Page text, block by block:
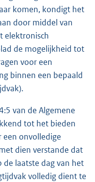
komen, kondigt het
door middel van
elektronisch
de mogelijkheid tot
voor een
binnen een bepaald
van de Algemene
tot het bieden
onvolledige
dien verstande dat
de laatste dag van het
volledig dient te